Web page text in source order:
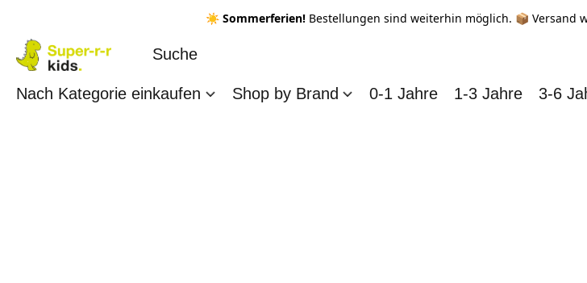
☀️ Sommerferien! Bestellungen sind weiterhin möglich. 📦 Versand
Nach Kategorie einkaufen Shop by Brand 0-1 Jahre 1-3 Jahre 3-6